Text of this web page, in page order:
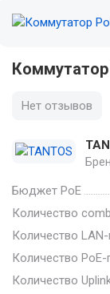
Коммутатор
Нет отзывов
Бюджет PoE
Количество
Количество
Количество PoE-
Количество